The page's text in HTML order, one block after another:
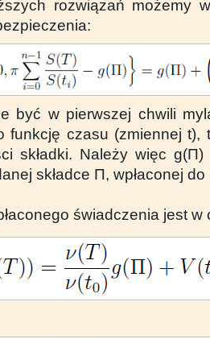
rozwiązań możemy
być w pierwszej chwili
funkcję czasu (zmiennej t),
składki. Należy więc
składce Π, wpłaconej do
świadczenia jest w